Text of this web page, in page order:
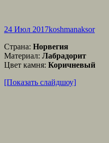
24 Июл 2017koshmanaksor
Страна: Норвегия
Материал: Лабрадорит
Цвет камня: Коричневый
[Показать слайдшоу]